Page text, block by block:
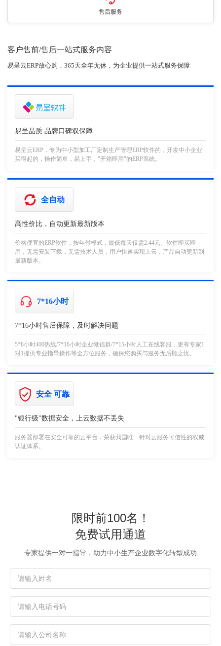
售后服务
客户售前/售后一站式服务内容
易呈云ERP放心购，365天全年无休，为企业提供一站式服务保障
易呈品质 品牌口碑双保障
易呈云ERP，专为中小型加工厂定制生产管理ERP软件的，开发中小企业
买得起的，操作简单，易上手，"开箱即用"的ERP系统。
全自动
高性价比，自动更新最新版本
价格便宜的ERP软件，按年付模式，最低每天仅需2.44元。软件即买即
用，无需安装下载，无需技术人员，用户快速实现上云，产品自动更新到
最新版本。
7*16小时
7*16小时售后保障，及时解决问题
5*8小时400热线/7*16小时企业微信群/7*15小时人工在线客服，更有专家1
对1提供专业指导操作等全方位服务，确保您购买与服务无后顾之忧。
安全 可靠
"银行级"数据安全，上云数据不丢失
服务器部署在安全可靠的云平台，荣获我国唯一针对云服务可信性的权威
认证体系。
限时前100名！
免费试用通道
专家提供一对一指导，助力中小生产企业数字化转型成功